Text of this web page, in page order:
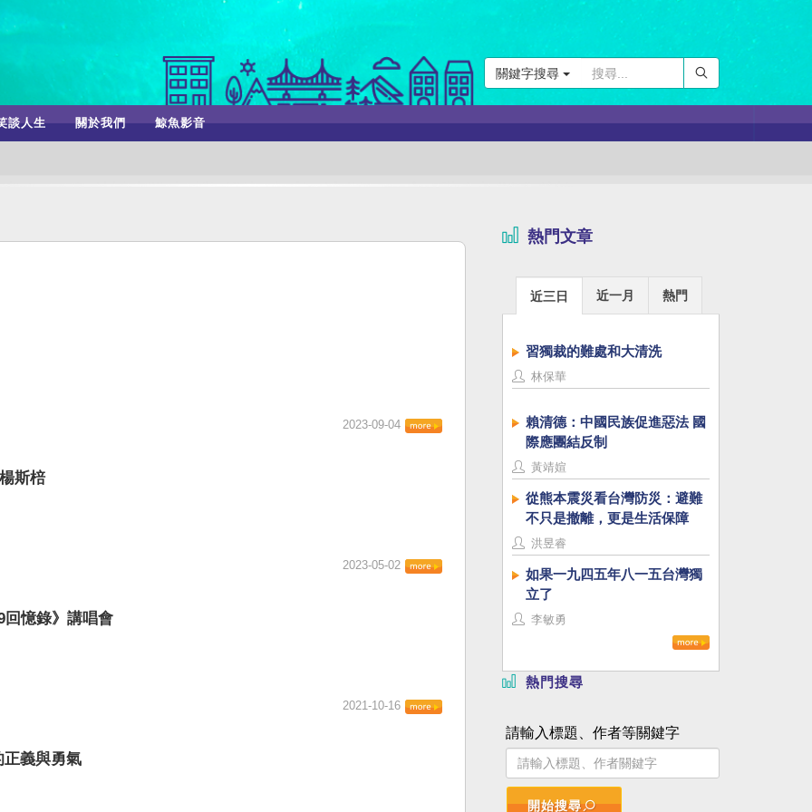
關鍵字搜尋
談人生 關於我們 鯨魚影音
2023-09-04
斯棓
2023-05-02
回憶錄》講唱會
2021-10-16
正義與勇氣
熱門文章
近三日 近一月 熱門
習獨裁的難處和大清洗
林保華
賴清德：中國民族促進惡法 國
際應團結反制
黃靖媗
從熊本震災看台灣防災：避難
不只是撤離，更是生活保障
洪昱睿
如果一九四五年八一五台灣獨
立了
李敏勇
熱門搜尋
請輸入標題、作者等關鍵字
開始搜尋